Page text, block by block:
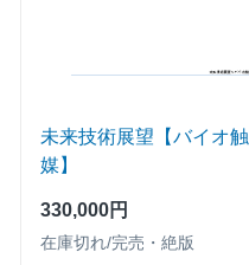
未来技術展望【バイオ触
媒】
330,000円
在庫切れ/完売・絶版